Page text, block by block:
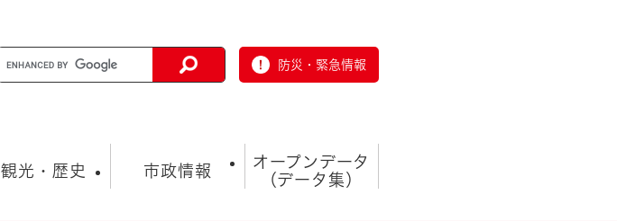
防災・緊急情報
観光・歴史 市政情報
オープンデータ
（データ集）